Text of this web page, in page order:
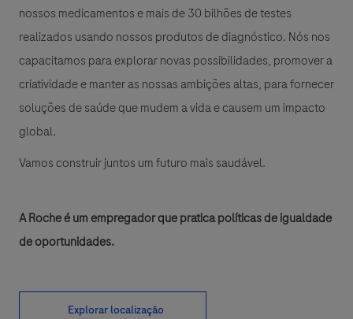
nossos medicamentos e mais de 30 bilhões de testes
realizados usando nossos produtos de diagnóstico. Nós nos
capacitamos para explorar novas possibilidades, promover a
criatividade e manter as nossas ambições altas, para fornecer
soluções de saúde que mudem a vida e causem um impacto
global.
Vamos construir juntos um futuro mais saudável.
A Roche é um empregador que pratica políticas de igualdade
de oportunidades.
Explorar localização